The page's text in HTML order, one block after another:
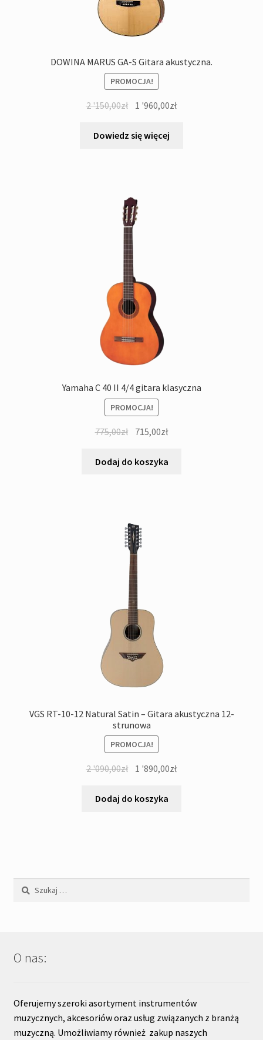
DOWINA MARUS GA-S Gitara akustyczna.
PROMOCJA!
2 '150,00zł Pierwotna
wynosiła:
1 '960,00złAktualna
Dowiedz się więcej
Yamaha C 40 II 4/4 gitara klasyczna
PROMOCJA!
775,00zł Pierwotna
wynosiła:
715,00złAktualna
wynosi:
Dodaj do koszyka
VGS RT-10-12 Natural Satin – Gitara akustyczna 12-
strunowa
PROMOCJA!
2 '090,00zł Pierwotna
wynosiła:
1 '890,00złAktualna
Dodaj do koszyka
Szukaj:
O nas:
Oferujemy szeroki asortyment instrumentów
muzycznych, akcesoriów oraz usług związanych z branżą
muzyczną. Umożliwiamy również zakup naszych